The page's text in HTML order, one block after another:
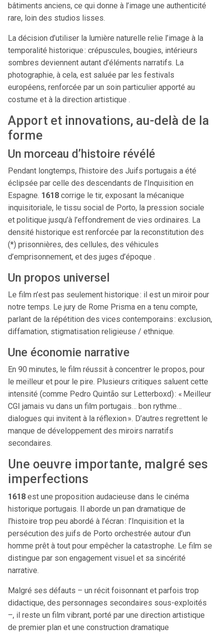
bâtiments anciens, ce qui donne à l’image une authenticité
rare, loin des studios lisses.
La décision d’utiliser la lumière naturelle relie l’image à la
temporalité historique : crépuscules, bougies, intérieurs
sombres deviennent autant d’éléments narratifs. La
photographie, à cela, est saluée par les festivals
européens, renforcée par un soin particulier apporté au
costume et à la direction artistique .
Apport et innovations, au-delà de la
forme
Un morceau d’histoire révélé
Pendant longtemps, l’histoire des Juifs portugais a été
éclipsée par celle des descendants de l’Inquisition en
Espagne. 1618 corrige le tir, exposant la mécanique
inquisitoriale, le tissu social de Porto, la pression sociale
et politique jusqu’à l’effondrement de vies ordinaires. La
densité historique est renforcée par la reconstitution des
(*) prisonnières, des cellules, des véhicules
d’emprisonnement, et des juges d’époque .
Un propos universel
Le film n’est pas seulement historique : il est un miroir pour
notre temps. Le jury de Rome Prisma en a tenu compte,
parlant de la répétition des vices contemporains : exclusion,
diffamation, stigmatisation religieuse / ethnique.
Une économie narrative
En 90 minutes, le film réussit à concentrer le propos, pour
le meilleur et pour le pire. Plusieurs critiques saluent cette
intensité (comme Pedro Quintão sur Letterboxd) : « Meilleur
CGI jamais vu dans un film portugais… bon rythme…
dialogues qui invitent à la réflexion ». D’autres regrettent le
manque de développement des miroirs narratifs
secondaires.
Une oeuvre importante, malgré ses
imperfections
1618 est une proposition audacieuse dans le cinéma
historique portugais. Il aborde un pan dramatique de
l’histoire trop peu abordé à l’écran : l’Inquisition et la
persécution des juifs de Porto orchestrée autour d’un
homme prêt à tout pour empêcher la catastrophe. Le film se
distingue par son engagement visuel et sa sincérité
narrative.
Malgré ses défauts – un récit foisonnant et parfois trop
didactique, des personnages secondaires sous-exploités
–, il reste un film vibrant, porté par une direction artistique
de premier plan et une construction dramatique